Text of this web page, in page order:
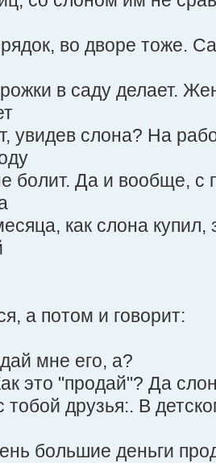
во дворе тоже.
в саду делает.
увидев слона? На
болит. Да и вообще, с
как слона
а потом и говорит:
мне его, а?
это "продай"? Да
друзья:. В
большие деньги